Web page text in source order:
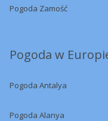
Pogoda Zamość
Pogoda w
Pogoda Antalya
Pogoda Alanya